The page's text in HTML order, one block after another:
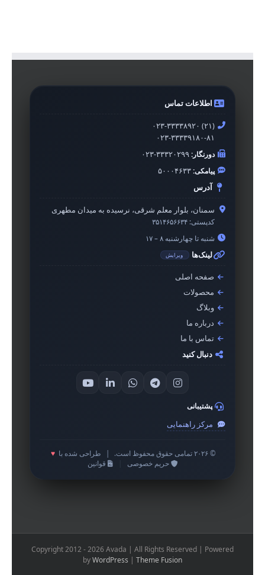
اطلاعات تماس
۰۲۳-۳۳۳۳۸۹۲۰ (۲۱)
۰۲۳-۳۳۳۳۹۱۸۰-۸۱
دورنگار:۰۲۳-۳۳۳۲۰۲۹۹
پیامکی:۵۰۰۰۴۶۳۳
آدرس
سمنان، بلوار معلم شرقی، نرسیده به میدان مطهری
کدپستی: ۳۵۱۴۶۵۶۶۳۴
شنبه تا چهارشنبه ۸ – ۱۷
لینک‌ها ویرایش
صفحه اصلی
محصولات
وبلاگ
درباره ما
تماس با ما
دنبال کنید
پشتیبانی
مرکز راهنمایی
© ۲۰۲۶ تمامی حقوق محفوظ است. طراحی شده با ♥
حریم خصوصی
قوانین
Copyright 2012 - 2026 Avada | All Rights Reserved | Powered
byWordPress | Theme Fusion